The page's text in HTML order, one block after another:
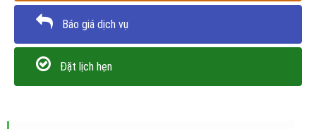
Báo giá dịch vụ
Đặt lịch hẹn